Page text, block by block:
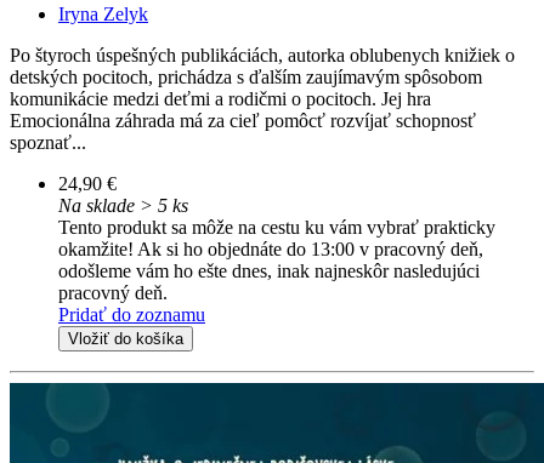
Iryna Zelyk
Po štyroch úspešných publikáciách, autorka oblubenych knižiek o
detských pocitoch, prichádza s ďalším zaujímavým spôsobom
komunikácie medzi deťmi a rodičmi o pocitoch. Jej hra
Emocionálna záhrada má za cieľ pomôcť rozvíjať schopnosť
spoznať...
24,90 €
Na sklade > 5 ks
Tento produkt sa môže na cestu ku vám vybrať prakticky
okamžite! Ak si ho objednáte do 13:00 v pracovný deň,
odošleme vám ho ešte dnes, inak najneskôr nasledujúci
pracovný deň.
Pridať do zoznamu
Vložiť do košíka